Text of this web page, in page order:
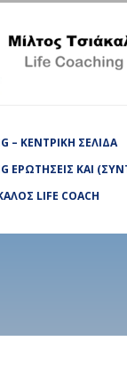
– ΚΕΝΤΡΙΚΉ ΣΕΛΊΔΑ
ΕΡΩΤΉΣΕΙΣ ΚΑΙ
LIFE COACH